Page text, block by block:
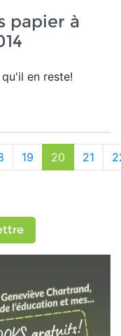
papier à
en reste!
19 20 21